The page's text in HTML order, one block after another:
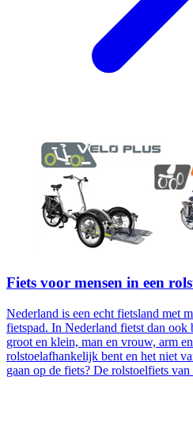
Fiets voor mensen in een
Nederland is een echt fietsland met
fietspad. In Nederland fietst dan ook
groot en klein, man en vrouw, arm
rolstoelafhankelijk bent en het niet
gaan op de fiets? De rolstoelfiets